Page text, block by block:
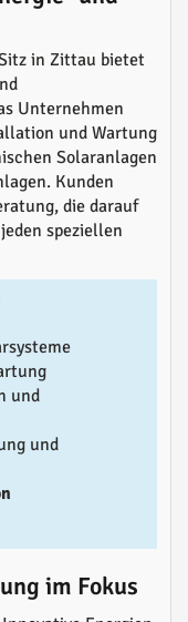
in Zittau bietet
Unternehmen
und Wartung
Solaranlagen
Kunden
die darauf
speziellen
und
und
im Fokus